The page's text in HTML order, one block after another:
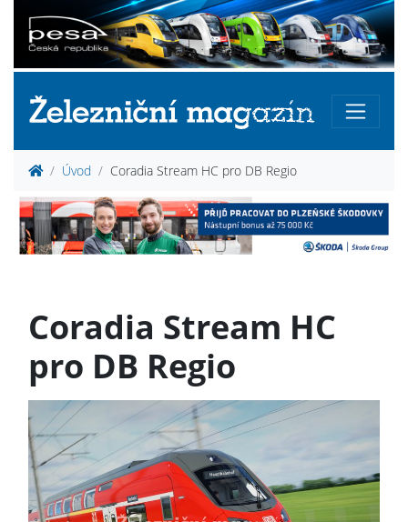
Úvod Coradia Stream HC pro DB Regio
Coradia Stream HC
pro DB Regio